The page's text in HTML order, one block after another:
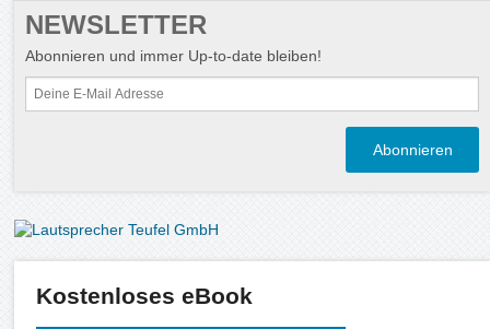
NEWSLETTER
Abonnieren und immer Up-to-date bleiben!
Kostenloses eBook